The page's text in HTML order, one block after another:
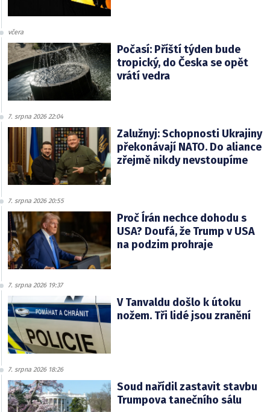
včera
Počasí: Příští týden bude
tropický, do Česka se opět
vrátí vedra
7. srpna 2026 22:04
Zalužnyj: Schopnosti Ukrajiny
překonávají NATO. Do aliance
zřejmě nikdy nevstoupíme
7. srpna 2026 20:55
Proč Írán nechce dohodu s
USA? Doufá, že Trump v USA
na podzim prohraje
7. srpna 2026 19:37
V Tanvaldu došlo k útoku
nožem. Tři lidé jsou zranění
7. srpna 2026 18:26
Soud nařídil zastavit stavbu
Trumpova tanečního sálu